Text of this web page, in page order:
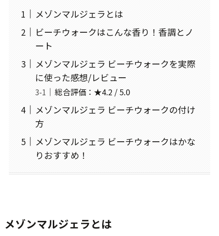
メゾンマルジェラとは
ビーチウォークはこんな香り！香調とノ
ート
メゾンマルジェラ ビーチウォークを実際
に使った感想/レビュー
総合評価：★4.2 / 5.0
メゾンマルジェラ ビーチウォークの付け
方
メゾンマルジェラ ビーチウォークはかな
りおすすめ！
メゾンマルジェラとは